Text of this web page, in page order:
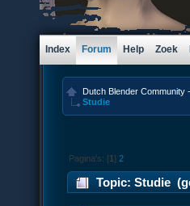
Index Forum Help Zoek
Dutch Blender Community
Studie
Pagina's: [1]2
Topic: Studie